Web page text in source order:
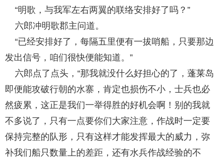
“明歌，与我军左右两翼的联络安排好了吗？”
六郎冲明歌郡主问道。
“已经安排好了，每隔五里便有一拔哨船，只要那边
发出信号，咱们很快便能知道。”
六郎点了点头，“那我就没什么好担心的了，蓬莱岛
即便能攻破行朝的水寨，肯定也损伤不小，士兵也必
然疲累，这正是我们一举得胜的好机会啊！别的我就
不多说了，只有一点要你们大家注意，作战时一定要
保持完整的队形，只有这样才能发挥最大的威力，弥
补我们船只数量上的差距，还有水兵作战经验的不